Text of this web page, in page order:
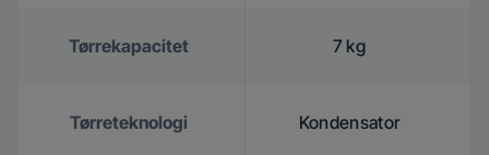
Tørrekapacitet 7 kg
Tørreteknologi Kondensator